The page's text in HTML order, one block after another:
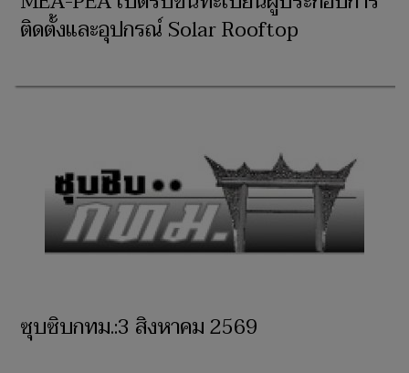
ติดตั้งและอุปกรณ์ Solar Rooftop
ซุบซิบกทม.:3 สิงหาคม 2569